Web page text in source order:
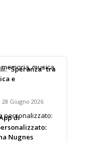
“Speranza” tra
e
28 Giugno 2026
di
Nugnes